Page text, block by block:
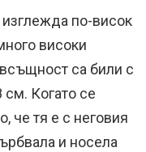
по-висок
високи
всъщност са били с
см. Когато се
че тя е с неговия
и носела